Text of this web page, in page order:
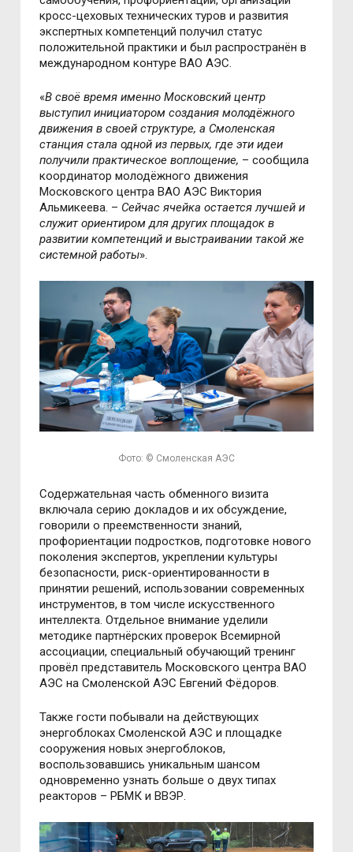
кросс-цеховых технических туров и развития
экспертных компетенций получил статус
положительной практики и был распространён в
международном контуре ВАО АЭС.
«В своё время именно Московский центр
выступил инициатором создания молодёжного
движения в своей структуре, а Смоленская
станция стала одной из первых, где эти идеи
получили практическое воплощение, – сообщила
координатор молодёжного движения
Московского центра ВАО АЭС Виктория
Альмикеева. – Сейчас ячейка остается лучшей и
служит ориентиром для других площадок в
развитии компетенций и выстраивании такой же
системной работы».
Фото: © Смоленская АЭС
Содержательная часть обменного визита
включала серию докладов и их обсуждение,
говорили о преемственности знаний,
профориентации подростков, подготовке нового
поколения экспертов, укреплении культуры
безопасности, риск-ориентированности в
принятии решений, использовании современных
инструментов, в том числе искусственного
интеллекта. Отдельное внимание уделили
методике партнёрских проверок Всемирной
ассоциации, специальный обучающий тренинг
провёл представитель Московского центра ВАО
АЭС на Смоленской АЭС Евгений Фёдоров.
Также гости побывали на действующих
энергоблоках Смоленской АЭС и площадке
сооружения новых энергоблоков,
воспользовавшись уникальным шансом
одновременно узнать больше о двух типах
реакторов – РБМК и ВВЭР.